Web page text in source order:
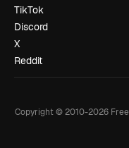
TikTok
Discord
X
Reddit
Copyright © 2010-2026